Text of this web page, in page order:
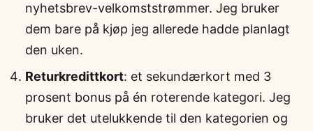
nyhetsbrev-velkomststrømmer. Jeg bruker
dem bare på kjøp jeg allerede hadde planlagt
den uken.
Returkredittkort: et sekundærkort med 3
prosent bonus på én roterende kategori. Jeg
bruker det utelukkende til den kategorien og